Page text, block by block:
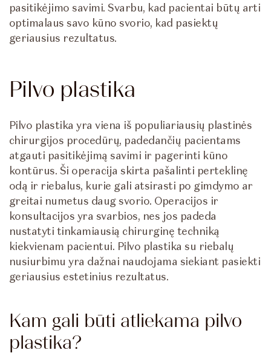
pasitikėjimo savimi. Svarbu, kad pacientai būtų arti
optimalaus savo kūno svorio, kad pasiektų
geriausius rezultatus.
Pilvo plastika
Pilvo plastika yra viena iš populiariausių plastinės
chirurgijos procedūrų, padedančių pacientams
atgauti pasitikėjimą savimi ir pagerinti kūno
kontūrus. Ši operacija skirta pašalinti perteklinę
odą ir riebalus, kurie gali atsirasti po gimdymo ar
greitai numetus daug svorio. Operacijos ir
konsultacijos yra svarbios, nes jos padeda
nustatyti tinkamiausią chirurginę techniką
kiekvienam pacientui. Pilvo plastika su riebalų
nusiurbimu yra dažnai naudojama siekiant pasiekti
geriausius estetinius rezultatus.
Kam gali būti atliekama pilvo
plastika?